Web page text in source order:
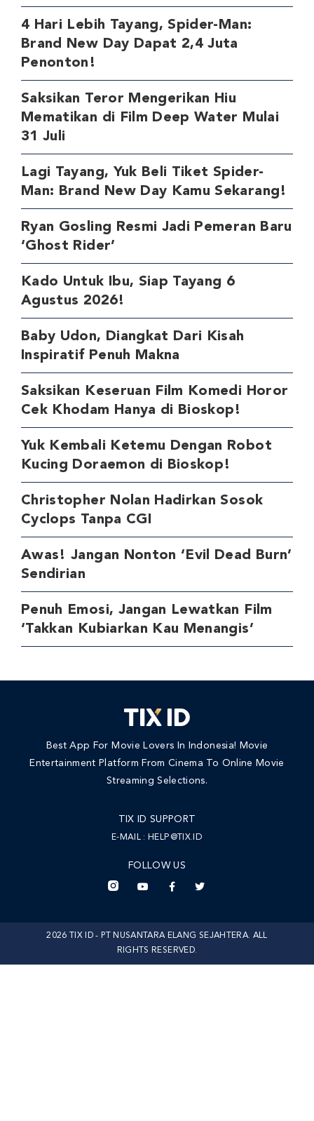
4 Hari Lebih Tayang, Spider-Man:
Brand New Day Dapat 2,4 Juta
Penonton!
Saksikan Teror Mengerikan Hiu
Mematikan di Film Deep Water Mulai
31 Juli
Lagi Tayang, Yuk Beli Tiket Spider-
Man: Brand New Day Kamu Sekarang!
Ryan Gosling Resmi Jadi Pemeran Baru
‘Ghost Rider’
Kado Untuk Ibu, Siap Tayang 6
Agustus 2026!
Baby Udon, Diangkat Dari Kisah
Inspiratif Penuh Makna
Saksikan Keseruan Film Komedi Horor
Cek Khodam Hanya di Bioskop!
Yuk Kembali Ketemu Dengan Robot
Kucing Doraemon di Bioskop!
Christopher Nolan Hadirkan Sosok
Cyclops Tanpa CGI
Awas! Jangan Nonton ‘Evil Dead Burn’
Sendirian
Penuh Emosi, Jangan Lewatkan Film
‘Takkan Kubiarkan Kau Menangis’
Best App For Movie Lovers In Indonesia! Movie
Entertainment Platform From Cinema To Online Movie
Streaming Selections.
TIX ID SUPPORT
E-MAIL : HELP@TIX.ID
FOLLOW US
2026 TIX ID - PT NUSANTARA ELANG SEJAHTERA. ALL
RIGHTS RESERVED.